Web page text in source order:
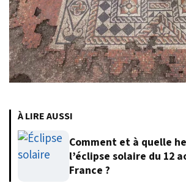
À LIRE AUSSI
Comment et à quelle
l’éclipse solaire du 12
France ?